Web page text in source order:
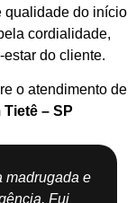
qualidade do início
cordialidade,
do cliente.
o atendimento de
– SP
madrugada e
Fui